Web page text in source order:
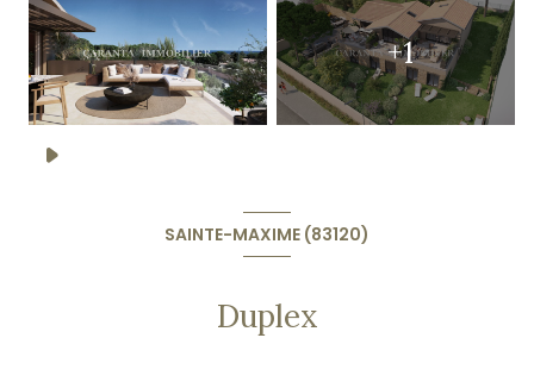
+1
SAINTE-MAXIME (83120)
Duplex